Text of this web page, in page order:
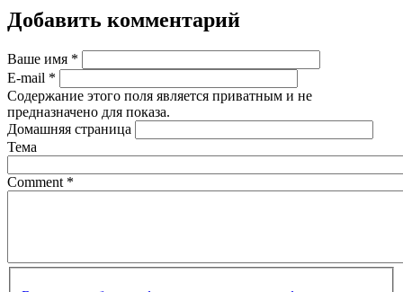
Добавить комментарий
Ваше имя *
E-mail *
Содержание этого поля является приватным и не
предназначено для показа.
Домашняя страница
Тема
Comment *